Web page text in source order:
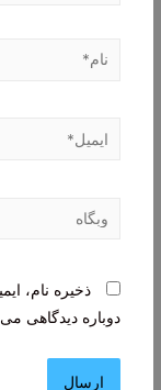
نام*
ایمیل*
وبگاه
ذخیره نام،
دوباره دیدگاهی